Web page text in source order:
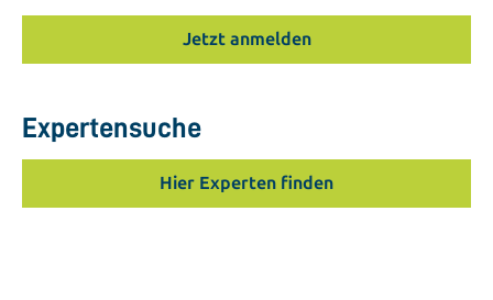
Jetzt anmelden
Expertensuche
Hier Experten finden